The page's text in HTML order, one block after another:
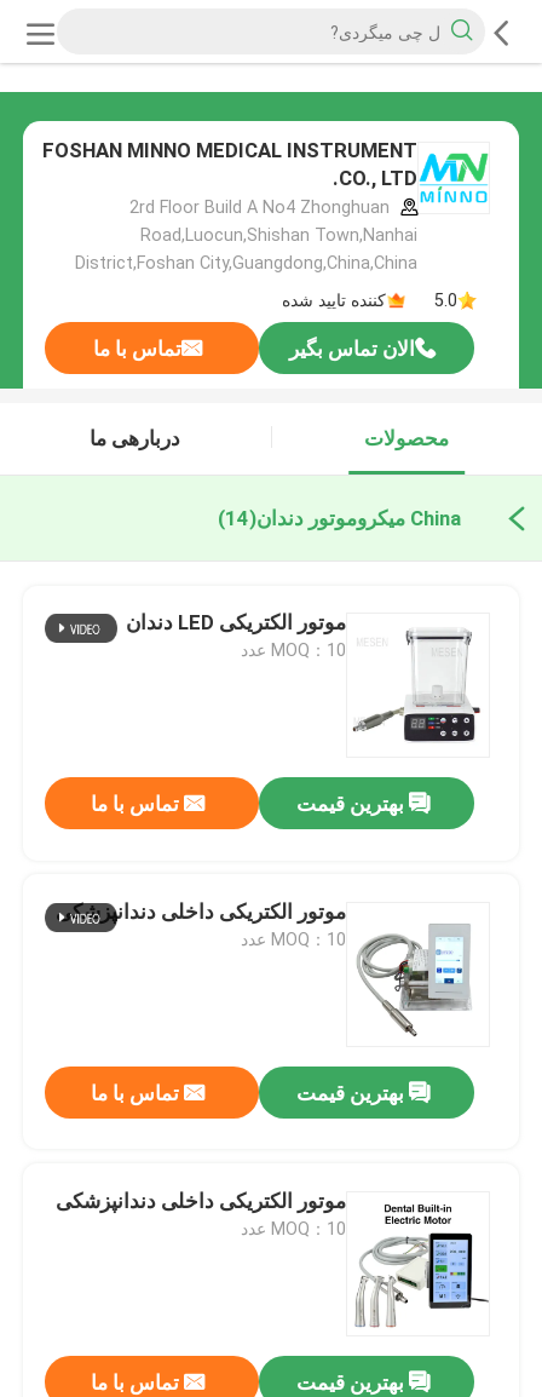
FOSHAN MINNO MEDICAL INSTRUMENT
CO., LTD.
2rd Floor Build A No4 Zhonghuan
Road,Luocun,Shishan Town,Nanhai
District,Foshan City,Guangdong,China,China
5.0
کننده تایید شده
الان تماس بگیر تماس با ما
محصولات دربارهی ما
China میکروموتور دندان (14)
موتور الکتریکی LED دندان
MOQ：10 عدد
بهترین قیمت تماس با ما
موتور الکتریکی داخلی دندانپزشکی
MOQ：10 عدد
بهترین قیمت تماس با ما
موتور الکتریکی داخلی دندانپزشکی
MOQ：10 عدد
بهترین قیمت تماس با ما